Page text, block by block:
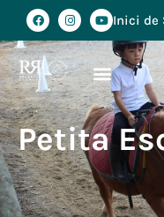
Inici de
Petita